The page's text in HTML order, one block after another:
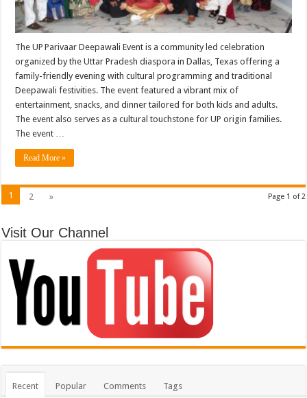
The UP Parivaar Deepawali Event is a community led celebration
organized by the Uttar Pradesh diaspora in Dallas, Texas offering a
family-friendly evening with cultural programming and traditional
Deepawali festivities. The event featured a vibrant mix of
entertainment, snacks, and dinner tailored for both kids and adults.
The event also serves as a cultural touchstone for UP origin families.
The event …
Read More »
Page 1 of 2
1 2 »
Visit Our Channel
Recent Popular Comments Tags